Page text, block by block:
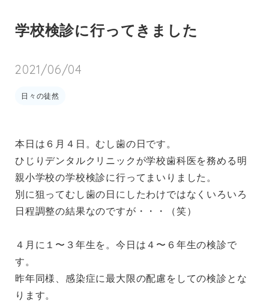
学校検診に行ってきました
2021/06/04
日々の徒然
本日は６月４日。むし歯の日です。
ひじりデンタルクリニックが学校歯科医を務める明
親小学校の学校検診に行ってまいりました。
別に狙ってむし歯の日にしたわけではなくいろいろ
日程調整の結果なのですが・・・（笑）
４月に１〜３年生を。今日は４〜６年生の検診で
す。
昨年同様、感染症に最大限の配慮をしての検診とな
ります。